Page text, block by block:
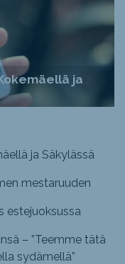
ja
ja Säkylässä
mestaruuden
estejuoksussa
– ”Teemme tätä
sydämellä”